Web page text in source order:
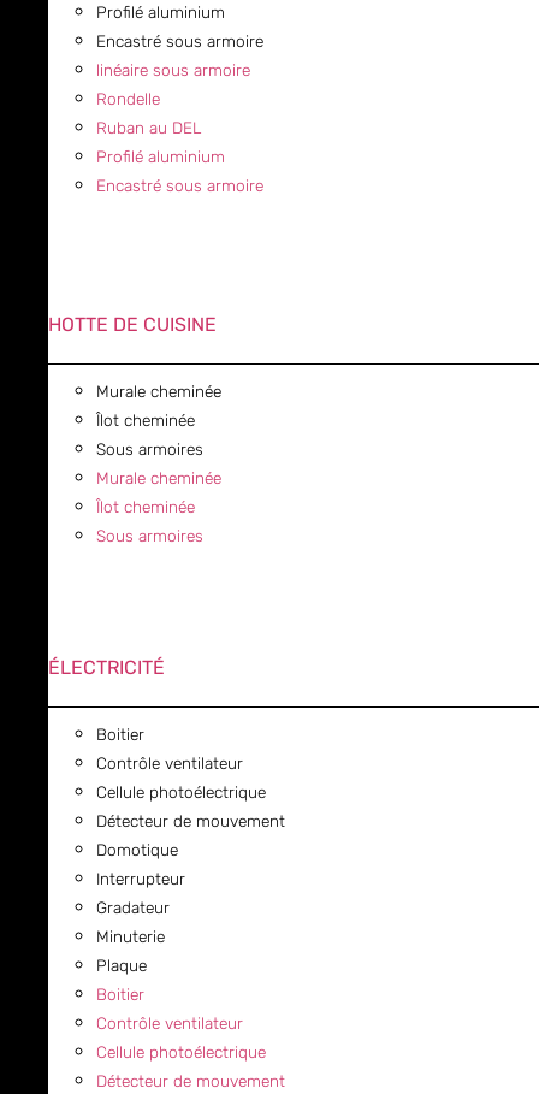
Profilé aluminium
Encastré sous armoire
linéaire sous armoire
Rondelle
Ruban au DEL
Profilé aluminium
Encastré sous armoire
HOTTE DE CUISINE
Murale cheminée
Îlot cheminée
Sous armoires
Murale cheminée
Îlot cheminée
Sous armoires
ÉLECTRICITÉ
Boitier
Contrôle ventilateur
Cellule photoélectrique
Détecteur de mouvement
Domotique
Interrupteur
Gradateur
Minuterie
Plaque
Boitier
Contrôle ventilateur
Cellule photoélectrique
Détecteur de mouvement